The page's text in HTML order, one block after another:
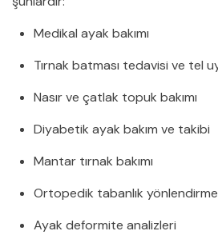
Medikal ayak bakımı
Tırnak batması tedavisi ve tel
Nasır ve çatlak topuk bakımı
Diyabetik ayak bakım ve takibi
Mantar tırnak bakımı
Ortopedik tabanlık
Ayak deformite analizleri